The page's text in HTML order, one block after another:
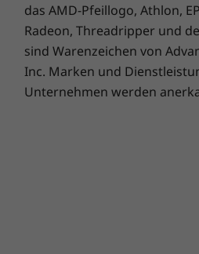
das AMD-Pfeillogo, Athlon,
Radeon, Threadripper und
sind Warenzeichen von
Inc. Marken und
Unternehmen werden